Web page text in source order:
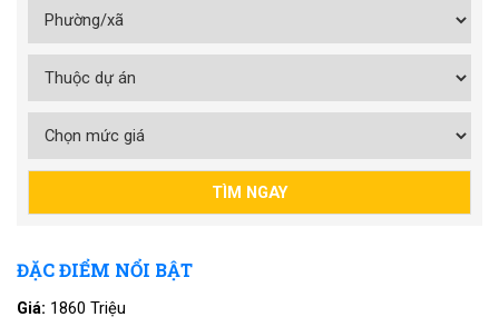
ĐẶC ĐIỂM NỔI BẬT
Giá: 1860 Triệu